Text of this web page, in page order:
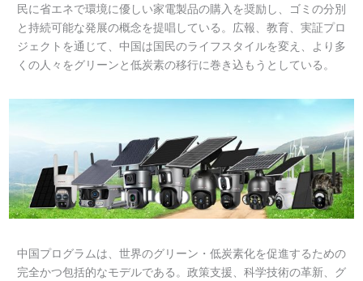
民に省エネで環境に優しい家電製品の購入を奨励し、ゴミの分別
と持続可能な発展の概念を提唱している。広報、教育、実証プロ
ジェクトを通じて、中国は国民のライフスタイルを変え、より多
くの人々をグリーンと低炭素の移行に巻き込もうとしている。
中国プログラムは、世界のグリーン・低炭素化を促進するための
完全かつ包括的なモデルである。政策支援、科学技術の革新、グ